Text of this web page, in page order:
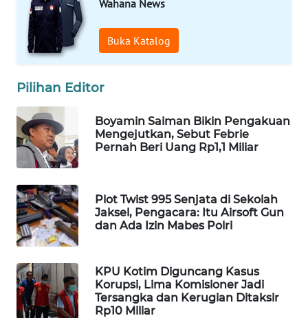
Wahana News
Buka Katalog
Pilihan Editor
Boyamin Saiman Bikin Pengakuan
Mengejutkan, Sebut Febrie
Pernah Beri Uang Rp1,1 Miliar
Plot Twist 995 Senjata di Sekolah
Jaksel, Pengacara: Itu Airsoft Gun
dan Ada Izin Mabes Polri
KPU Kotim Diguncang Kasus
Korupsi, Lima Komisioner Jadi
Tersangka dan Kerugian Ditaksir
Rp10 Miliar
WAHANA
SPORT
WAHANA
WAHANA
SELEB
WAHANA
PERSONA
WAHANA
WAHANA
HEALTH